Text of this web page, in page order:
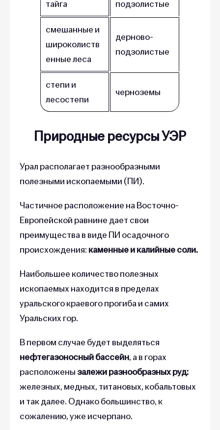
смешанные и
широколиств
енные леса
подзолистые
степи и
лесостепи
Природные ресурсы УЭР
полезными ископаемыми (ПИ).
Европейской равнине дает свои
преимущества в виде ПИ осадочного
происхождения:каменные и калийные соли.
ископаемых находится в пределах
уральского краевого прогиба и самих
Уральских гор.
нефтегазоносный бассейн, а в горах
расположенызалежи разнообразных руд:
железных, медных, титановых, кобальтовых
и так далее. Однако большинство, к
сожалению, уже исчерпано.